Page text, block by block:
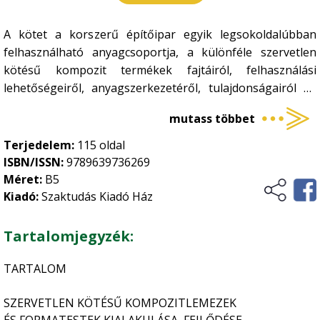
Növényvédelem
• Szőlészet-borászat
• Zöldségtermesztés
Történelem, kultúrtörténet
Üzleti élet, marketing
A kötet a korszerű építőipar egyik legsokoldalúbban
felhasználható anyagcsoportja, a különféle szervetlen
kötésű kompozit termékek fajtáiról, felhasználási
lehetőségeiről, anyagszerkezetéről, tulajdonságairól ad
tájékoztatást. Ily módon a könyv egyaránt fontos
szakirodalma lesz az építész- és a faipari
szakembereknek. Sőt ezen szakterületek felsőfokú
oktatásában tankönyvként is bevezetésre kerül.
mutass többet
Terjedelem: 115 oldal
ISBN/ISSN:9789639736269
Méret: B5
Kiadó:Szaktudás Kiadó Ház
Tartalomjegyzék:
TARTALOM
SZERVETLEN KÖTÉSŰ KOMPOZITLEMEZEK